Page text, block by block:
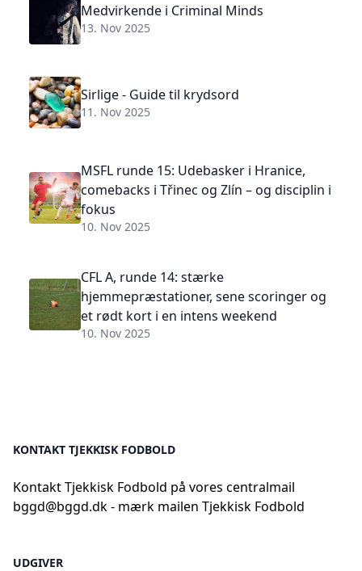
Medvirkende i Criminal Minds
13. Nov 2025
Sirlige - Guide til krydsord
11. Nov 2025
MSFL runde 15: Udebasker i Hranice,
comebacks i Třinec og Zlín – og disciplin i
fokus
10. Nov 2025
CFL A, runde 14: stærke
hjemmepræstationer, sene scoringer og
et rødt kort i en intens weekend
10. Nov 2025
KONTAKT TJEKKISK FODBOLD
Kontakt Tjekkisk Fodbold på vores centralmail
bggd@bggd.dk- mærk mailen Tjekkisk Fodbold
UDGIVER